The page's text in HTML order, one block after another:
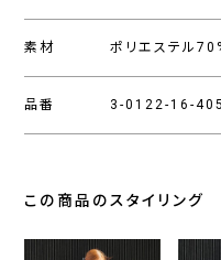
素材 ポリエステル
品番 3-0122-16-
この商品のスタイリング